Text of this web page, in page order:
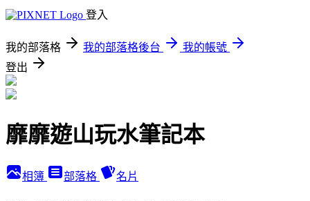
登入
我的部落格 我的部落格後台
我的帳號
登出
靡靡遊山玩水筆記本
相簿 部落格 名片